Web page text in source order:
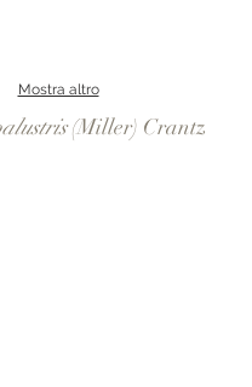
Mostra altro
(Miller) Crantz